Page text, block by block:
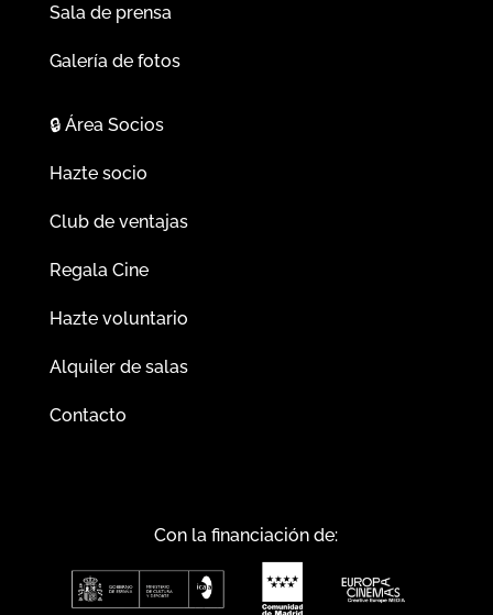
Sala de prensa
Galería de fotos
🔒Área Socios
Hazte socio
Club de ventajas
Regala Cine
Hazte voluntario
Alquiler de salas
Contacto
Con la financiación de: